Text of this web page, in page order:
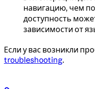
навигацию, чем
доступность
зависимости от
Если у вас возникли
troubleshooting.